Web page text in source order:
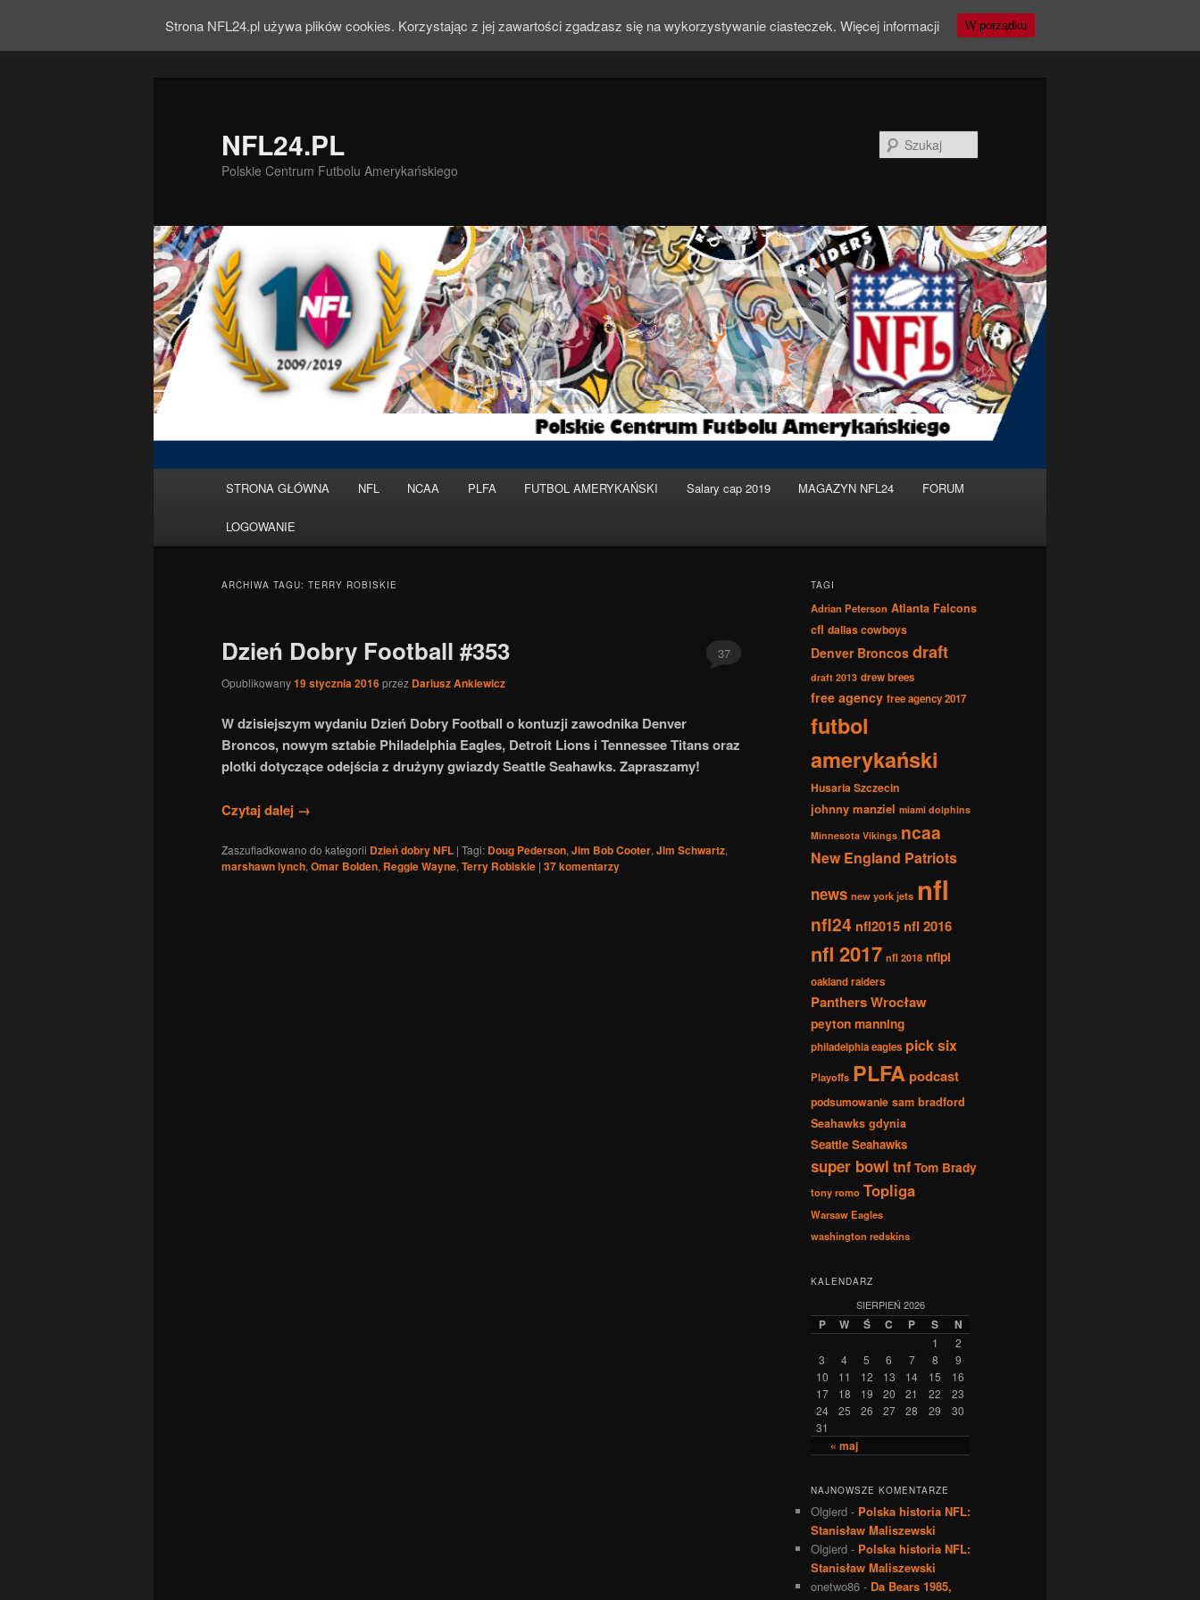
NFL24.PL
Polskie Centrum Futbolu Amerykańskiego
Przeskocz
do
tekstu
Przeskocz
do
widgetów
STRONA GŁÓWNA NFL NCAA PLFA FUTBOL AMERYKAŃSKI Salary cap 2019 MAGAZYN NFL24 FORUM
LOGOWANIE
ARCHIWA TAGU: TERRY ROBISKIE
Dzień Dobry Football #353
Opublikowany19 stycznia 2016przez Dariusz Ankiewicz
37
W dzisiejszym wydaniu Dzień Dobry Football o kontuzji zawodnika Denver
Broncos, nowym sztabie Philadelphia Eagles, Detroit Lions i Tennessee Titans oraz
plotki dotyczące odejścia z drużyny gwiazdy Seattle Seahawks. Zapraszamy!
Czytaj dalej →
Zaszufladkowano do kategorii Dzień dobry NFL | Tagi: Doug Pederson, Jim Bob Cooter, Jim Schwartz,
marshawn lynch, Omar Bolden, Reggie Wayne, Terry Robiskie | 37komentarzy
TAGI
Adrian Peterson Atlanta Falcons
cfl dallas cowboys
Denver Broncos draft
draft 2013 drew brees
free agency free agency 2017
futbol
amerykański
Husaria Szczecin
johnny manziel miami dolphins
Minnesota Vikings ncaa
New England Patriots
news new york jets nfl
nfl24 nfl2015 nfl 2016
nfl 2017 nfl 2018 nflpl
oakland raiders
Panthers Wrocław
peyton manning
philadelphia eagles pick six
Playoffs PLFApodcast
podsumowanie sam bradford
Seahawks gdynia
Seattle Seahawks
super bowl tnf Tom Brady
tony romo Topliga
Warsaw Eagles
washington redskins
KALENDARZ
SIERPIEŃ 2026
P W Ś C P S N
« maj
1
2
3
4 5 6 7 8
9
10
11 12 13 14 15
16
17
18 19 20 21 22
23
24
25 26 27 28 29
30
31
NAJNOWSZE KOMENTARZE
Olgierd - Polska historia NFL:
Stanisław Maliszewski
Olgierd - Polska historia NFL:
Stanisław Maliszewski
onetwo86 - Da Bears 1985,
Strona NFL24.pl używa plików cookies. Korzystając z jej zawartości zgadzasz się na wykorzystywanie ciasteczek. Więcej informacji W porządku